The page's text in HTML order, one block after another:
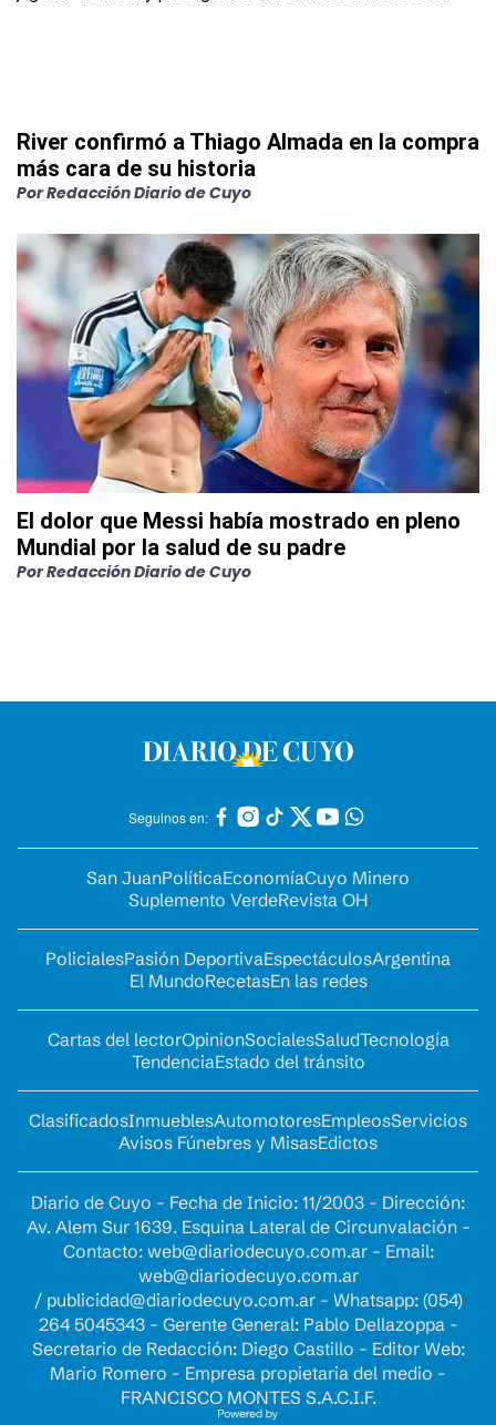
River confirmó a Thiago Almada en la compra
más cara de su historia
PorRedacción Diario de Cuyo
El dolor que Messi había mostrado en pleno
Mundial por la salud de su padre
PorRedacción Diario de Cuyo
Seguinos en:
San JuanPolíticaEconomíaCuyo Minero
Suplemento VerdeRevista OH
PolicialesPasión DeportivaEspectáculosArgentina
El MundoRecetasEn las redes
Cartas del lectorOpinionSocialesSaludTecnología
TendenciaEstado del tránsito
ClasificadosInmueblesAutomotoresEmpleosServicios
Avisos Fúnebres y MisasEdictos
Diario de Cuyo - Fecha de Inicio: 11/2003 - Dirección:
Av. Alem Sur 1639. Esquina Lateral de Circunvalación -
Contacto: web@diariodecuyo.com.ar- Email:
web@diariodecuyo.com.ar
/ publicidad@diariodecuyo.com.ar- Whatsapp: (054)
264 5045343 - Gerente General: Pablo Dellazoppa -
Secretario de Redacción: Diego Castillo - Editor Web:
Mario Romero - Empresa propietaria del medio -
FRANCISCO MONTES S.A.C.I.F.